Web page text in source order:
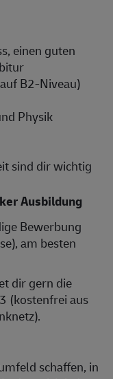
einen guten
B2-Niveau)
Physik
sind dir wichtig
Ausbildung
Bewerbung
am besten
dir gern die
(kostenfrei aus
schaffen, in